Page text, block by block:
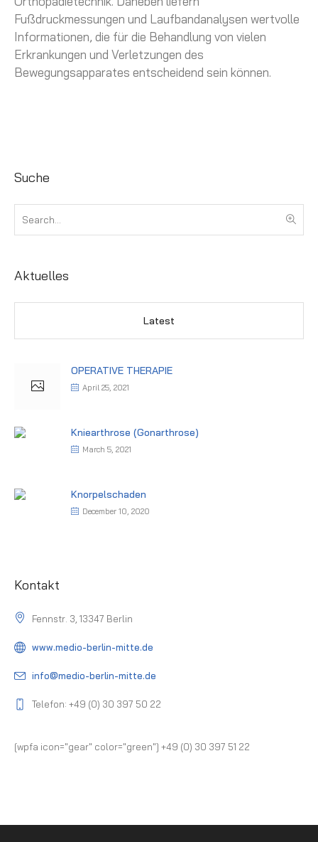
Fußdruckmessungen und Laufbandanalysen wertvolle
Informationen, die für die Behandlung von vielen
Erkrankungen und Verletzungen des
Bewegungsapparates entscheidend sein können.
Suche
Aktuelles
Latest
OPERATIVE THERAPIE
April 25, 2021
Kniearthrose (Gonarthrose)
March 5, 2021
Knorpelschaden
December 10, 2020
Kontakt
Fennstr. 3, 13347 Berlin
www.medio-berlin-mitte.de
info@medio-berlin-mitte.de
Telefon: +49 (0) 30 397 50 22
[wpfa icon="gear" color="green"] +49 (0) 30 397 51 22